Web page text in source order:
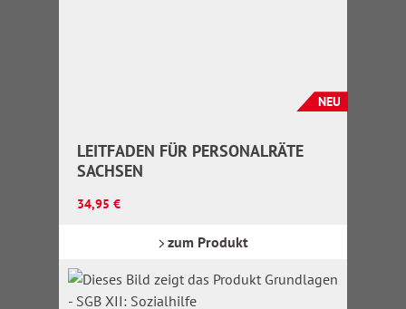
NEU
LEITFADEN FÜR PERSONALRÄTE
SACHSEN
Regulärer Preis:
34,95 €
zum Produkt